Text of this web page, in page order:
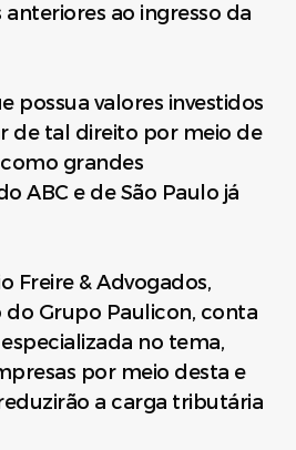
ao ingresso da
possua valores investidos
de tal direito por meio de
grandes
ABC e de São Paulo já
Freire & Advogados,
Grupo Paulicon, conta
no tema,
por meio desta e
a carga tributária